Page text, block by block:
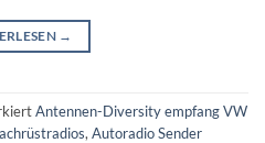
→
Antennen-Diversity empfang VW
, Autoradio Sender